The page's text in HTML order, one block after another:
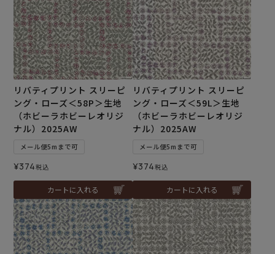
リバティプリント スリーピ
ング・ローズ＜58P＞生地
（ホビーラホビーレオリジ
ナル）2025AW
メール便5mまで可
¥374税込
カートに入れる
リバティプリント スリーピ
ング・ローズ＜59L＞生地
（ホビーラホビーレオリジ
ナル）2025AW
メール便5mまで可
¥374税込
カートに入れる